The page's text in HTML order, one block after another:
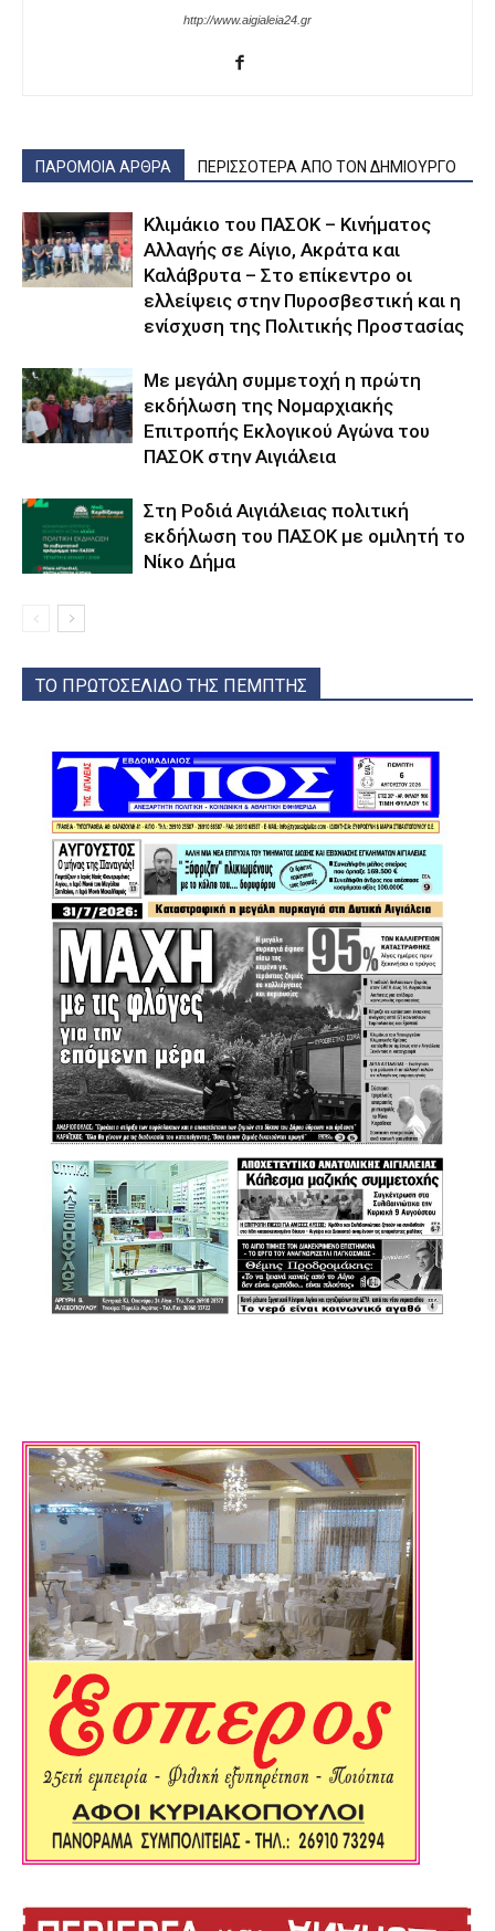
http://www.aigialeia24.gr
ΠΑΡΟΜΟΙΑ ΑΡΘΡΑ ΠΕΡΙΣΣΟΤΕΡΑ ΑΠΟ ΤΟΝ ΔΗΜΙΟΥΡΓΟ
Κλιμάκιο του ΠΑΣΟΚ – Κινήματος
Αλλαγής σε Αίγιο, Ακράτα και
Καλάβρυτα – Στο επίκεντρο οι
ελλείψεις στην Πυροσβεστική και η
ενίσχυση της Πολιτικής Προστασίας
Με μεγάλη συμμετοχή η πρώτη
εκδήλωση της Νομαρχιακής
Επιτροπής Εκλογικού Αγώνα του
ΠΑΣΟΚ στην Αιγιάλεια
Στη Ροδιά Αιγιάλειας πολιτική
εκδήλωση του ΠΑΣΟΚ με ομιλητή το
Νίκο Δήμα
ΤΟ ΠΡΩΤΟΣΕΛΙΔΟ ΤΗΣ ΠΕΜΠΤΗΣ